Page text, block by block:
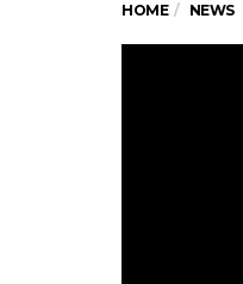
HOME NEWS